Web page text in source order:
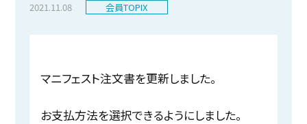
2021.11.08 会員TOPIX
マニフェスト注文書を更新しました。
お支払方法を選択できるようにしました。